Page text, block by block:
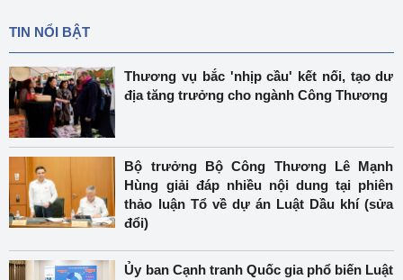
TIN NỔI BẬT
Thương vụ bắc 'nhịp cầu' kết nối, tạo dư
địa tăng trưởng cho ngành Công Thương
Bộ trưởng Bộ Công Thương Lê Mạnh
Hùng giải đáp nhiều nội dung tại phiên
thảo luận Tổ về dự án Luật Dầu khí (sửa
đổi)
Ủy ban Cạnh tranh Quốc gia phổ biến Luật